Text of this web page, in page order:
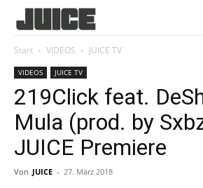
Start VIDEOS JUICE TV
VIDEOS JUICE TV
219Click feat.
Mula (prod. by
JUICE Premiere
Von JUICE - 27. März 2018